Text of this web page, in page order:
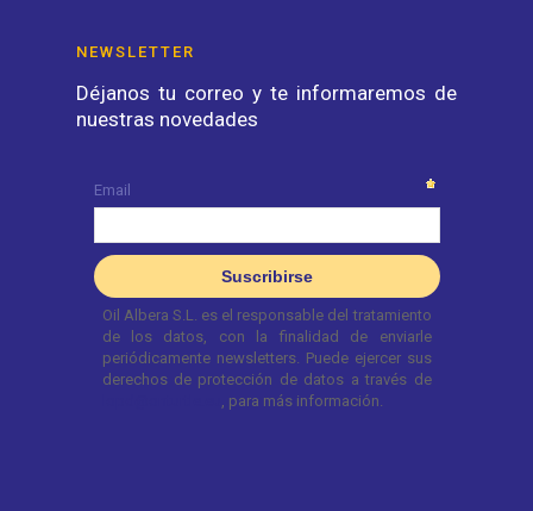
NEWSLETTER
Déjanos tu correo y te informaremos de
nuestras novedades